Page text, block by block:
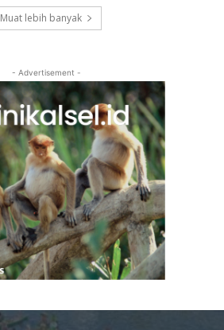
Muat lebih banyak
- Advertisement -